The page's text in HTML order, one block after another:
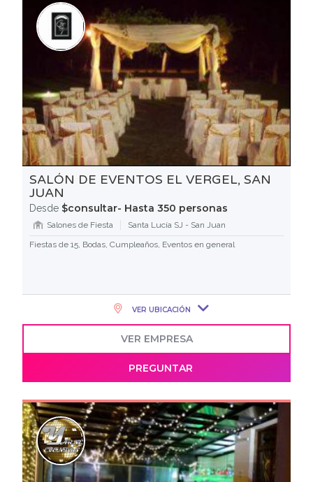
SALÓN DE EVENTOS EL VERGEL, SAN
JUAN
Desde $consultar- Hasta 350 personas
Salones de Fiesta
Santa Lucía SJ - San Juan
Fiestas de 15, Bodas, Cumpleaños, Eventos en general
VER UBICACIÓN
VER EMPRESA
PREGUNTAR